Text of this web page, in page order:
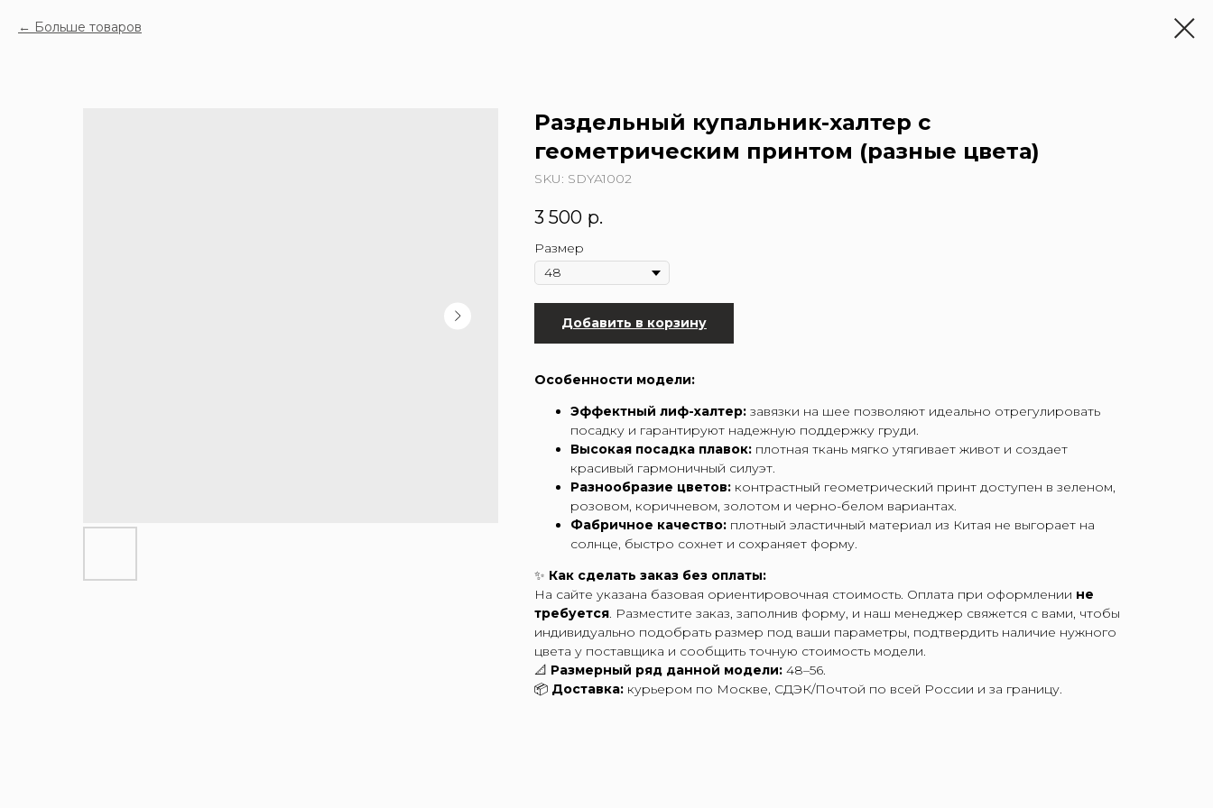
Больше товаров
Раздельный купальник-халтер с
геометрическим принтом (разные цвета)
SKU: SDYA1002
3 500 р.
Размер
Добавить в корзину
Особенности модели:
Эффектный лиф-халтер: завязки на шее позволяют идеально отрегулировать
посадку и гарантируют надежную поддержку груди.
Высокая посадка плавок: плотная ткань мягко утягивает живот и создает
красивый гармоничный силуэт.
Разнообразие цветов: контрастный геометрический принт доступен в зеленом,
розовом, коричневом, золотом и черно-белом вариантах.
Фабричное качество: плотный эластичный материал из Китая не выгорает на
солнце, быстро сохнет и сохраняет форму.
✨ Как сделать заказ без оплаты:
На сайте указана базовая ориентировочная стоимость. Оплата при оформлении не
требуется. Разместите заказ, заполнив форму, и наш менеджер свяжется с вами, чтобы
индивидуально подобрать размер под ваши параметры, подтвердить наличие нужного
цвета у поставщика и сообщить точную стоимость модели.
📐 Размерный ряд данной модели: 48–56.
📦 Доставка: курьером по Москве, СДЭК/Почтой по всей России и за границу.